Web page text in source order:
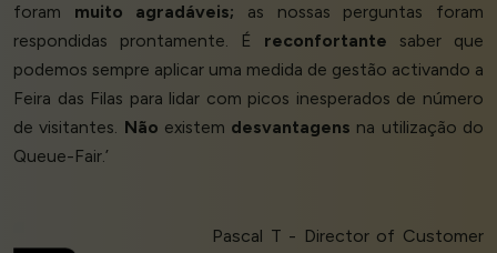
foram muito agradáveis; as nossas perguntas foram
respondidas prontamente. É reconfortante saber que
podemos sempre aplicar uma medida de gestão activando a
Feira das Filas para lidar com picos inesperados de número
de visitantes. Não existem desvantagens na utilização do
Queue-Fair.’
Pascal T - Director of Customer